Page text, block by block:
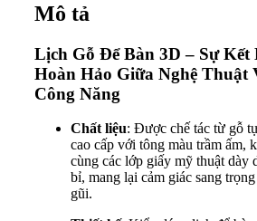
Mô tả
Lịch Gỗ Để Bàn 3D – Sự Kết
Hoàn Hảo Giữa Nghệ Thuật
Công Năng
Chất liệu: Được chế tác từ gỗ
cao cấp với tông màu trầm ấm,
cùng các lớp giấy mỹ thuật dày
bỉ, mang lại cảm giác sang
gũi.